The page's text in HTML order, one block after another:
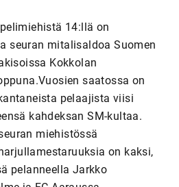
14:llä on
seuran mitalisaldoa Suomen
Kokkolan
saatossa on
pelaajista viisi
kahdeksan SM-kultaa.
miehistössä
on kaksi,
pelanneella Jarkko